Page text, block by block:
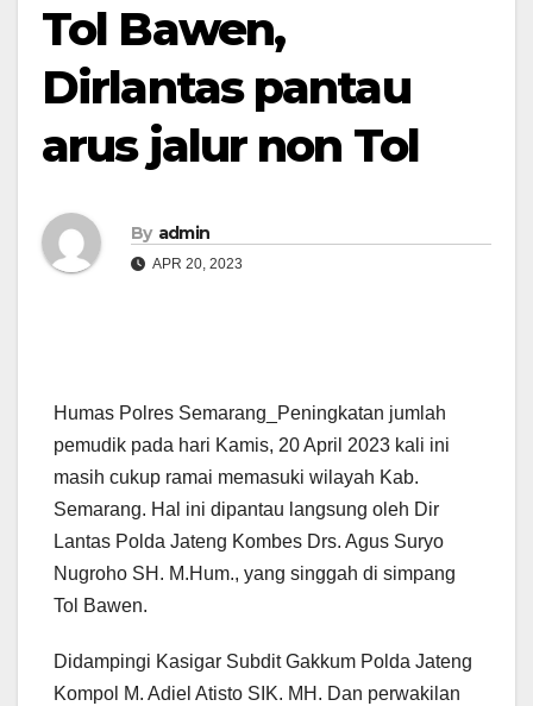
Tol Bawen,
Dirlantas pantau
arus jalur non Tol
By admin
APR 20, 2023
Humas Polres Semarang_Peningkatan jumlah
pemudik pada hari Kamis, 20 April 2023 kali ini
masih cukup ramai memasuki wilayah Kab.
Semarang. Hal ini dipantau langsung oleh Dir
Lantas Polda Jateng Kombes Drs. Agus Suryo
Nugroho SH. M.Hum., yang singgah di simpang
Tol Bawen.
Didampingi Kasigar Subdit Gakkum Polda Jateng
Kompol M. Adiel Atisto SIK. MH. Dan perwakilan